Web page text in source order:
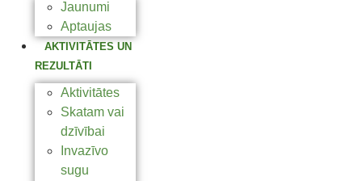
Jaunumi
Aptaujas
AKTIVITĀTES UN
REZULTĀTI
Aktivitātes
Skatam vai
dzīvībai
Invazīvo
sugu